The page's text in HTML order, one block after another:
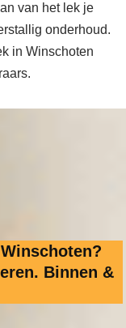
van het lek je
onderhoud.
in Winschoten
Binnen &